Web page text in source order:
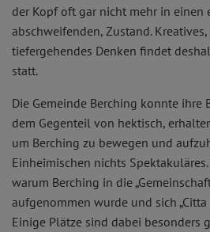
der Kopf oft gar nicht mehr in einen
abschweifenden, Zustand.
tiefergehendes Denken findet
statt.
Die Gemeinde Berching konnte ihre
dem Gegenteil von hektisch,
um Berching zu bewegen und
Einheimischen nichts
warum Berching in die
aufgenommen wurde und sich
Einige Plätze sind dabei besonders